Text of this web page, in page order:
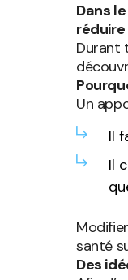
Dans
Durant
Un
Il
Il
santé
Des